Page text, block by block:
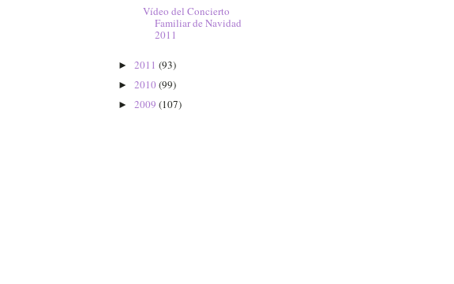
Vídeo del Concierto
Familiar de Navidad
2011
► 2011 (93)
► 2010 (99)
► 2009 (107)